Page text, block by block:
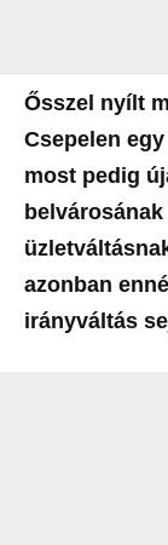
Ősszel nyílt
Csepelen
most pedig
azonban
irányváltás